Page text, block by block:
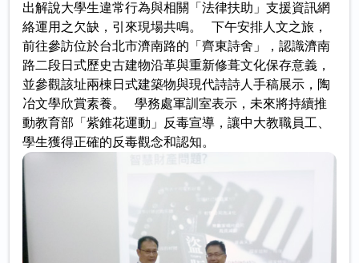
出解說大學生違常行為與相關「法律扶助」支援資訊網
絡運用之欠缺，引來現場共鳴。 下午安排人文之旅，
前往參訪位於台北市濟南路的「齊東詩舍」，認識濟南
路二段日式歷史古建物沿革與重新修葺文化保存意義，
並參觀該址兩棟日式建築物與現代詩詩人手稿展示，陶
冶文學欣賞素養。 學務處軍訓室表示，未來將持續推
動教育部「紫錐花運動」反毒宣導，讓中大教職員工、
學生獲得正確的反毒觀念和認知。